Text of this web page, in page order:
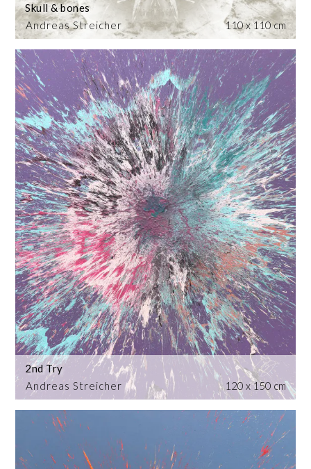
Andreas Streicher
Skull & bones
110 x 110 cm
Andreas Streicher
2nd Try
120 x 150 cm